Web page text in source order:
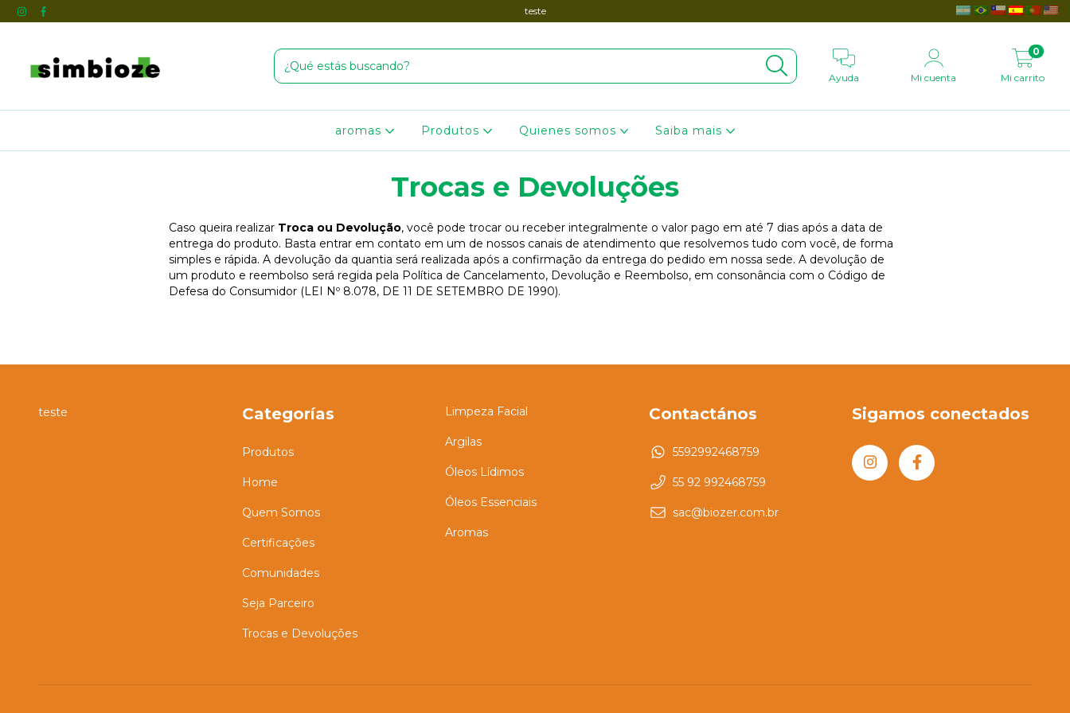
teste
Ayuda Mi cuenta Mi carrito
0
aromas Produtos Quienes somos Saiba mais
Trocas e Devoluções
Caso queira realizar Troca ou Devolução, você pode trocar ou receber integralmente o valor pago em até 7 dias após a data de
entrega do produto. Basta entrar em contato em um de nossos canais de atendimento que resolvemos tudo com você, de forma
simples e rápida. A devolução da quantia será realizada após a confirmação da entrega do pedido em nossa sede. A devolução de
um produto e reembolso será regida pela Política de Cancelamento, Devolução e Reembolso, em consonância com o Código de
Defesa do Consumidor (LEI Nº 8.078, DE 11 DE SETEMBRO DE 1990).
teste Categorías
Produtos
Home
Quem Somos
Certificações
Comunidades
Seja Parceiro
Trocas e Devoluções
Limpeza Facial
Argilas
Óleos Lídimos
Óleos Essenciais
Aromas
Contactános
5592992468759
55 92 992468759
sac@biozer.com.br
Sigamos conectados